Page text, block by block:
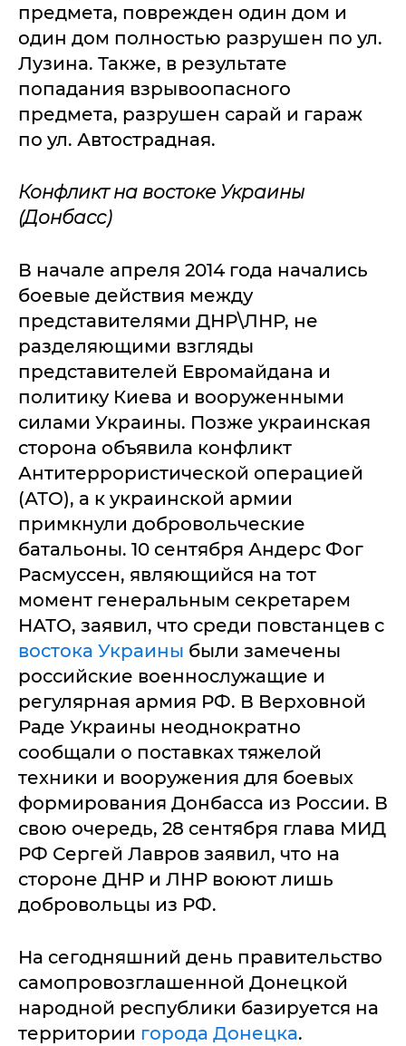
предмета, поврежден один дом и
один дом полностью разрушен по ул.
Лузина. Также, в результате
попадания взрывоопасного
предмета, разрушен сарай и гараж
по ул. Автострадная.
Конфликт на востоке Украины
(Донбасс)
В начале апреля 2014 года начались
боевые действия между
представителями ДНР\ЛНР, не
разделяющими взгляды
представителей Евромайдана и
политику Киева и вооруженными
силами Украины. Позже украинская
сторона объявила конфликт
Антитеррористической операцией
(АТО), а к украинской армии
примкнули добровольческие
батальоны. 10 сентября Андерс Фог
Расмуссен, являющийся на тот
момент генеральным секретарем
НАТО, заявил, что среди повстанцев с
востока Украины были замечены
российские военнослужащие и
регулярная армия РФ. В Верховной
Раде Украины неоднократно
сообщали о поставках тяжелой
техники и вооружения для боевых
формирования Донбасса из России. В
свою очередь, 28 сентября глава МИД
РФ Сергей Лавров заявил, что на
стороне ДНР и ЛНР воюют лишь
добровольцы из РФ.
На сегодняшний день правительство
самопровозглашенной Донецкой
народной республики базируется на
территории города Донецка.